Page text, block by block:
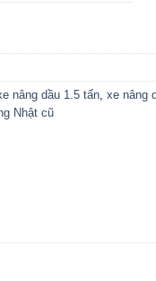
nâng dầu 1.5 tấn, xe nâng
Nhật cũ